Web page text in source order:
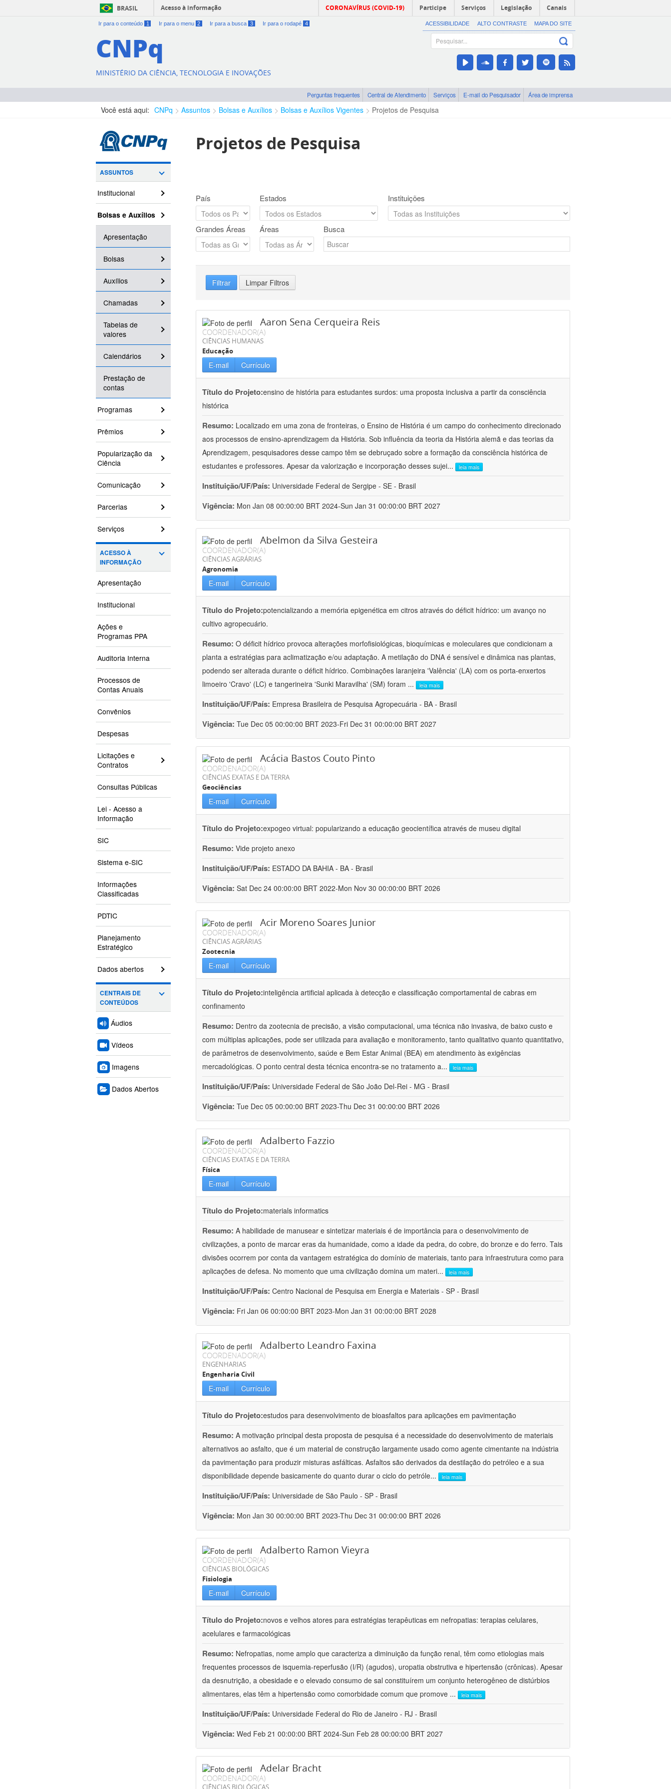
BRASIL Acesso à informação CORONAVÍRUS (COVID-19) Participe Serviços Legislação Canais
Ir para o conteúdo 1 Ir para o menu 2 Ir para a busca 3 Ir para o rodapé 4 ACESSIBILIDADE ALTO CONTRASTE MAPA DO SITE
CNPq
MINISTÉRIO DA CIÊNCIA, TECNOLOGIA E INOVAÇÕES
Perguntas frequentes Central de Atendimento Serviços E-mail do Pesquisador Área de imprensa
Você está aqui: CNPq Assuntos Bolsas e Auxílios Bolsas e Auxílios Vigentes Projetos de Pesquisa
ASSUNTOS
Institucional
Bolsas e Auxílios
Apresentação
Bolsas
Auxílios
Chamadas
Tabelas de
valores
Calendários
Prestação de
contas
Programas
Prêmios
Popularização da
Ciência
Comunicação
Parcerias
Serviços
ACESSO À
INFORMAÇÃO
Apresentação
Institucional
Ações e
Programas PPA
Auditoria Interna
Processos de
Contas Anuais
Convênios
Despesas
Licitações e
Contratos
Consultas Públicas
Lei - Acesso a
Informação
SIC
Sistema e-SIC
Informações
Classificadas
PDTIC
Planejamento
Estratégico
Dados abertos
CENTRAIS DE
CONTEÚDOS
Áudios
Vídeos
Imagens
Dados Abertos
Projetos de Pesquisa
País Estados Instituições
Grandes Áreas Áreas Busca
Filtrar Limpar Filtros
Aaron Sena Cerqueira Reis
COORDENADOR(A)
CIÊNCIAS HUMANAS
Educação
E-mail Currículo
Título do Projeto:ensino de história para estudantes surdos: uma proposta inclusiva a partir da consciência
histórica
Resumo: Localizado em uma zona de fronteiras, o Ensino de História é um campo do conhecimento direcionado
aos processos de ensino-aprendizagem da História. Sob influência da teoria da História alemã e das teorias da
Aprendizagem, pesquisadores desse campo têm se debruçado sobre a formação da consciência histórica de
estudantes e professores. Apesar da valorização e incorporação desses sujei... leia mais
Instituição/UF/País: Universidade Federal de Sergipe - SE - Brasil
Vigência: Mon Jan 08 00:00:00 BRT 2024-Sun Jan 31 00:00:00 BRT 2027
Abelmon da Silva Gesteira
COORDENADOR(A)
CIÊNCIAS AGRÁRIAS
Agronomia
E-mail Currículo
Título do Projeto:potencializando a memória epigenética em citros através do déficit hídrico: um avanço no
cultivo agropecuário.
Resumo: O déficit hídrico provoca alterações morfofisiológicas, bioquímicas e moleculares que condicionam a
planta a estratégias para aclimatização e/ou adaptação. A metilação do DNA é sensível e dinâmica nas plantas,
podendo ser alterada durante o déficit hídrico. Combinações laranjeira 'Valência' (LA) com os porta-enxertos
limoeiro 'Cravo' (LC) e tangerineira 'Sunki Maravilha' (SM) foram ... leia mais
Instituição/UF/País: Empresa Brasileira de Pesquisa Agropecuária - BA - Brasil
Vigência: Tue Dec 05 00:00:00 BRT 2023-Fri Dec 31 00:00:00 BRT 2027
Acácia Bastos Couto Pinto
COORDENADOR(A)
CIÊNCIAS EXATAS E DA TERRA
Geociências
E-mail Currículo
Título do Projeto:expogeo virtual: popularizando a educação geocientífica através de museu digital
Resumo: Vide projeto anexo
Instituição/UF/País: ESTADO DA BAHIA - BA - Brasil
Vigência: Sat Dec 24 00:00:00 BRT 2022-Mon Nov 30 00:00:00 BRT 2026
Acir Moreno Soares Junior
COORDENADOR(A)
CIÊNCIAS AGRÁRIAS
Zootecnia
E-mail Currículo
Título do Projeto:inteligência artificial aplicada à detecção e classificação comportamental de cabras em
confinamento
Resumo: Dentro da zootecnia de precisão, a visão computacional, uma técnica não invasiva, de baixo custo e
com múltiplas aplicações, pode ser utilizada para avaliação e monitoramento, tanto qualitativo quanto quantitativo,
de parâmetros de desenvolvimento, saúde e Bem Estar Animal (BEA) em atendimento às exigências
mercadológicas. O ponto central desta técnica encontra-se no tratamento a... leia mais
Instituição/UF/País: Universidade Federal de São João Del-Rei - MG - Brasil
Vigência: Tue Dec 05 00:00:00 BRT 2023-Thu Dec 31 00:00:00 BRT 2026
Adalberto Fazzio
COORDENADOR(A)
CIÊNCIAS EXATAS E DA TERRA
Física
E-mail Currículo
Título do Projeto:materials informatics
Resumo: A habilidade de manusear e sintetizar materiais é de importância para o desenvolvimento de
civilizações, a ponto de marcar eras da humanidade, como a idade da pedra, do cobre, do bronze e do ferro. Tais
divisões ocorrem por conta da vantagem estratégica do domínio de materiais, tanto para infraestrutura como para
aplicações de defesa. No momento que uma civilização domina um materi... leia mais
Instituição/UF/País: Centro Nacional de Pesquisa em Energia e Materiais - SP - Brasil
Vigência: Fri Jan 06 00:00:00 BRT 2023-Mon Jan 31 00:00:00 BRT 2028
Adalberto Leandro Faxina
COORDENADOR(A)
ENGENHARIAS
Engenharia Civil
E-mail Currículo
Título do Projeto:estudos para desenvolvimento de bioasfaltos para aplicações em pavimentação
Resumo: A motivação principal desta proposta de pesquisa é a necessidade do desenvolvimento de materiais
alternativos ao asfalto, que é um material de construção largamente usado como agente cimentante na indústria
da pavimentação para produzir misturas asfálticas. Asfaltos são derivados da destilação do petróleo e a sua
disponibilidade depende basicamente do quanto durar o ciclo do petróle... leia mais
Instituição/UF/País: Universidade de São Paulo - SP - Brasil
Vigência: Mon Jan 30 00:00:00 BRT 2023-Thu Dec 31 00:00:00 BRT 2026
Adalberto Ramon Vieyra
COORDENADOR(A)
CIÊNCIAS BIOLÓGICAS
Fisiologia
E-mail Currículo
Título do Projeto:novos e velhos atores para estratégias terapêuticas em nefropatias: terapias celulares,
acelulares e farmacológicas
Resumo: Nefropatias, nome amplo que caracteriza a diminuição da função renal, têm como etiologias mais
frequentes processos de isquemia-reperfusão (I/R) (agudos), uropatia obstrutiva e hipertensão (crônicas). Apesar
da desnutrição, a obesidade e o elevado consumo de sal constituírem um conjunto heterogêneo de distúrbios
alimentares, elas têm a hipertensão como comorbidade comum que promove ... leia mais
Instituição/UF/País: Universidade Federal do Rio de Janeiro - RJ - Brasil
Vigência: Wed Feb 21 00:00:00 BRT 2024-Sun Feb 28 00:00:00 BRT 2027
Adelar Bracht
COORDENADOR(A)
CIÊNCIAS BIOLÓGICAS